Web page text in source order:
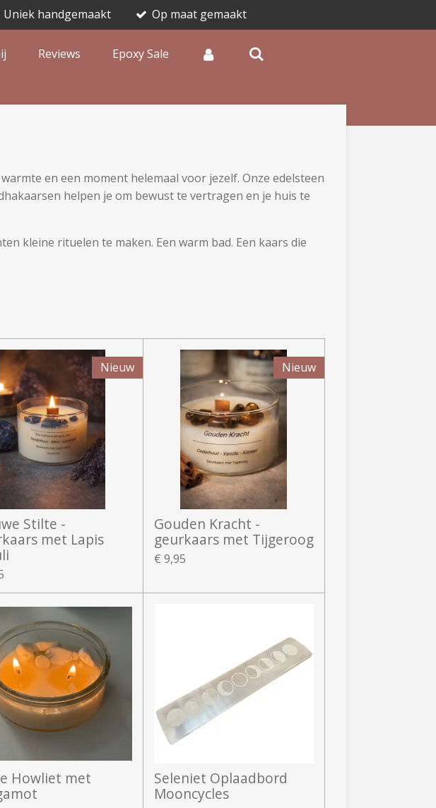
Uniek handgemaakt Op maat gemaakt
Reviews Epoxy Sale
en een moment helemaal voor jezelf. Onze edelsteen
helpen je om bewust te vertragen en je huis te
kleine rituelen te maken. Een warm bad. Een kaars die
Nieuw
Stilte -
met Lapis
Nieuw
Gouden Kracht -
geurkaars met Tijgeroog
€ 9,95
Howliet met
Seleniet Oplaadbord
Mooncycles